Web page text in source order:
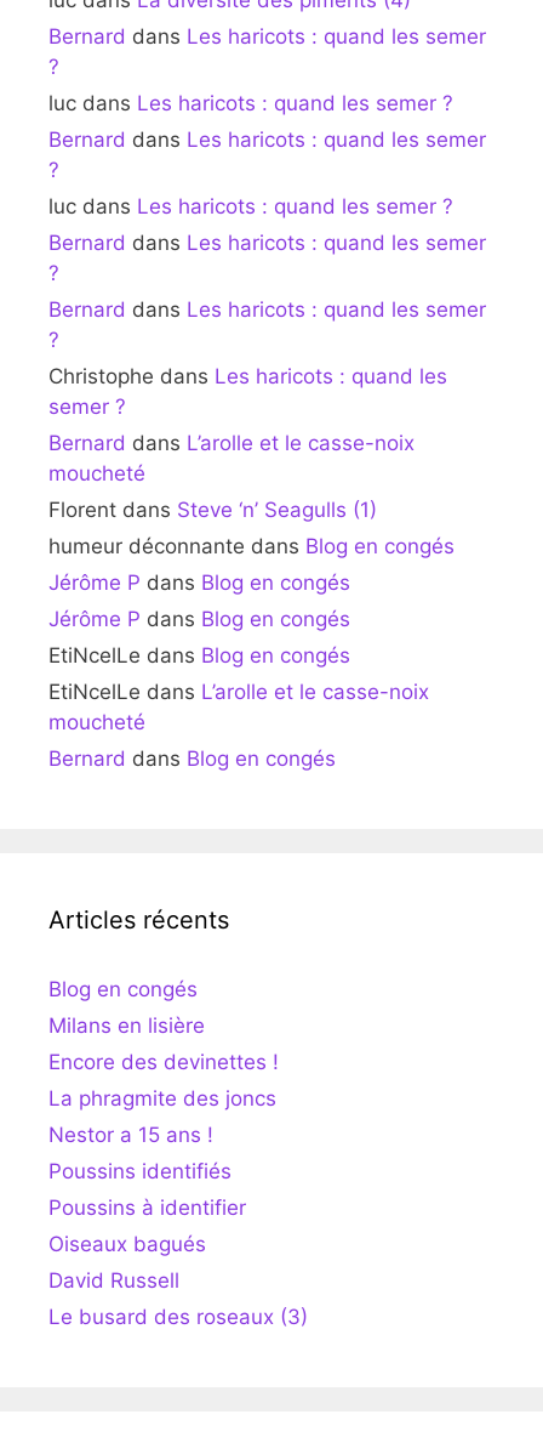
Bernard dans Les haricots : quand les semer
?
luc dans Les haricots : quand les semer ?
Bernard dans Les haricots : quand les semer
?
luc dans Les haricots : quand les semer ?
Bernard dans Les haricots : quand les semer
?
Bernard dans Les haricots : quand les semer
?
Christophe dans Les haricots : quand les
semer ?
Bernard dans L’arolle et le casse-noix
moucheté
Florent dans Steve ‘n’ Seagulls (1)
humeur déconnante dans Blog en congés
Jérôme P dans Blog en congés
Jérôme P dans Blog en congés
EtiNcelLe dans Blog en congés
EtiNcelLe dans L’arolle et le casse-noix
moucheté
Bernard dans Blog en congés
Articles récents
Blog en congés
Milans en lisière
Encore des devinettes !
La phragmite des joncs
Nestor a 15 ans !
Poussins identifiés
Poussins à identifier
Oiseaux bagués
David Russell
Le busard des roseaux (3)